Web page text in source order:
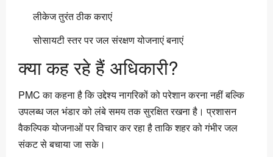
लीकेज तुरंत ठीक कराएं
सोसायटी स्तर पर जल संरक्षण योजनाएं बनाएं
क्या कह रहे हैं अधिकारी?
PMC का कहना है कि उद्देश्य नागरिकों को परेशान करना नहीं बल्कि
उपलब्ध जल भंडार को लंबे समय तक सुरक्षित रखना है। प्रशासन
वैकल्पिक योजनाओं पर विचार कर रहा है ताकि शहर को गंभीर जल
संकट से बचाया जा सके।